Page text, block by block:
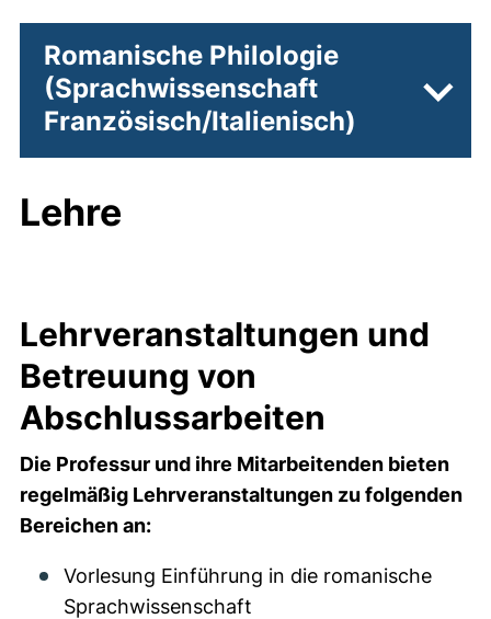
Romanische Philologie
(Sprachwissenschaft
Französisch/Italienisch)
Lehre
Lehrveranstaltungen und
Betreuung von
Abschlussarbeiten
Die Professur und ihre Mitarbeitenden bieten
regelmäßig Lehrveranstaltungen zu folgenden
Bereichen an:
Vorlesung Einführung in die romanische
Sprachwissenschaft